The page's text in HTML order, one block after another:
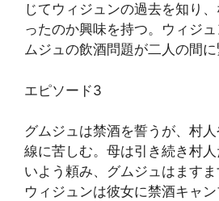
じてウィジュンの過去を知り
ったのか興味を持つ。ウィジ
ムジュの飲酒問題が二人の間に
エピソード3
グムジュは禁酒を誓うが、村
線に苦しむ。母は引き続き村
いよう頼み、グムジュはますま
ウィジュンは彼女に禁酒キャ